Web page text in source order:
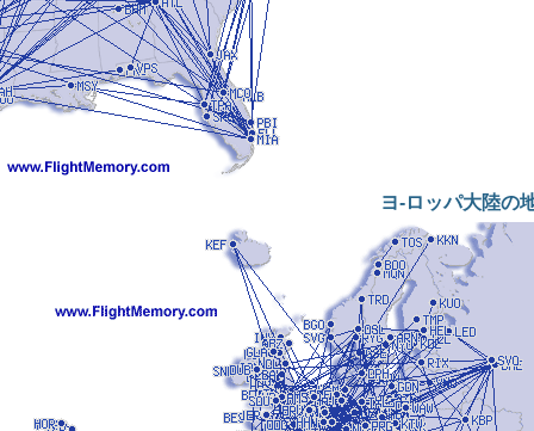
ヨ-ロッパ大陸の